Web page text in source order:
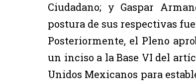
Ciudadano; y Gaspar
postura de sus respectivas
Posteriormente, el Pleno
un inciso a la Base VI del
Unidos Mexicanos para